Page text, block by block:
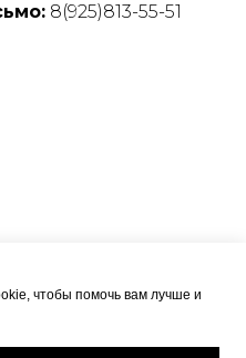
8(925)813-55-51
чтобы помочь вам лучше и